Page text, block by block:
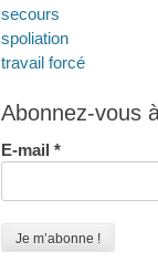
secours
spoliation
travail forcé
Abonnez-vous
E-mail *